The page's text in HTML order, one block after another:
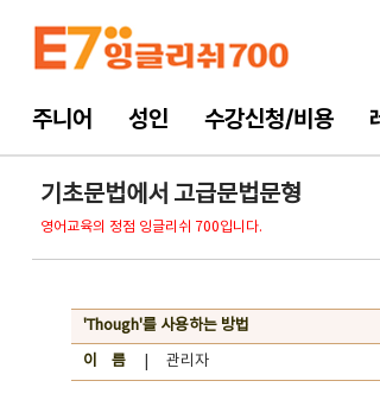
주니어 성인 수강신청/비용
기초문법에서 고급문법문형
영어교육의 정점 잉글리쉬 700입니다.
'Though'를 사용하는 방법
이 름 | 관리자